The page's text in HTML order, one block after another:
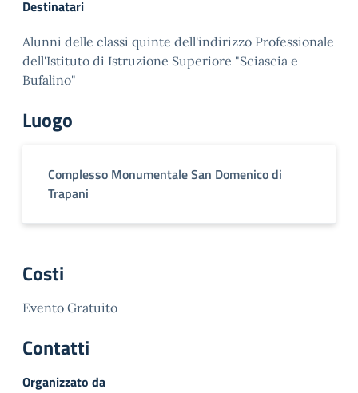
Destinatari
Alunni delle classi quinte dell'indirizzo Professionale
dell'Istituto di Istruzione Superiore "Sciascia e
Bufalino"
Luogo
Complesso Monumentale San Domenico di
Trapani
Costi
Evento Gratuito
Contatti
Organizzato da